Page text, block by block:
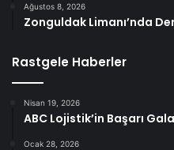
Ağustos 8, 2026
Zonguldak Limanı’nda
Rastgele Haberler
Nisan 19, 2026
ABC Lojistik’in Başarı
Ocak 28, 2026